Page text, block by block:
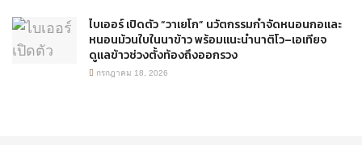
ไบเออร์ เปิดตัว “วาเยโก” นวัตกรรมกำจัดหนอนกอและ
หนอนม้วนใบในนาข้าว พร้อมแนะนำนาติโว–เอเทียจ
ดูแลข้าวช่วงตั้งท้องถึงออกรวง
กรกฎาคม 18, 2026